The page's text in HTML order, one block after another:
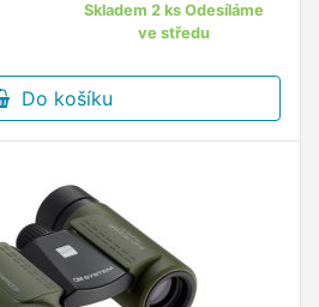
…
Skladem 2 ks Odesíláme
ve středu
Do košíku